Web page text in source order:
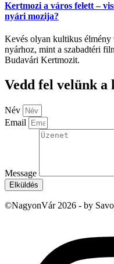
Kertmozi a város felett –
nyári mozija?
Kevés olyan kultikus élmény
nyárhoz, mint a szabadtéri
Budavári Kertmozit.
Vedd fel velünk a
Név
Email
Message
Elküldés
©NagyonVár 2026 - by